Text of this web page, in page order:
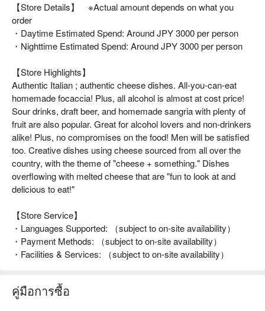
【Store Details】 ※Actual amount depends on what you
order
・Daytime Estimated Spend: Around JPY 3000 per person
・Nighttime Estimated Spend: Around JPY 3000 per person
【Store Highlights】
Authentic Italian ; authentic cheese dishes. All-you-can-eat
homemade focaccia! Plus, all alcohol is almost at cost price!
Sour drinks, draft beer, and homemade sangria with plenty of
fruit are also popular. Great for alcohol lovers and non-drinkers
alike! Plus, no compromises on the food! Men will be satisfied
too. Creative dishes using cheese sourced from all over the
country, with the theme of "cheese + something." Dishes
overflowing with melted cheese that are "fun to look at and
delicious to eat!"
【Store Service】
・Languages Supported: （subject to on-site availability）
・Payment Methods: （subject to on-site availability）
・Facilities & Services: （subject to on-site availability）
คู่มือการซื้อ